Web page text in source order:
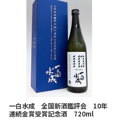
一白水成 全国新酒鑑評会 10年
連続金賞受賞記念酒 720ml